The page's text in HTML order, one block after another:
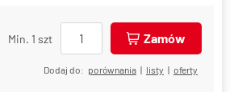
Min. 1 szt Zamów
Dodaj do: porównania | listy | oferty